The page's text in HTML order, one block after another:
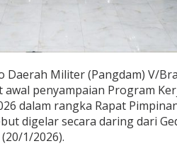
Daerah Militer (Pangdam) V/
penyampaian Program
dalam rangka Rapat
digelar secara daring dari
1/2026).